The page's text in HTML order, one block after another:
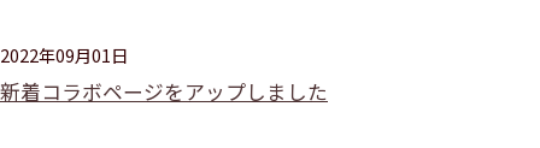
2022年09月01日
新着コラボページをアップしました